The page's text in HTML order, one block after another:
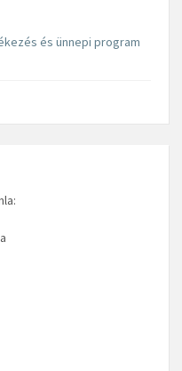
és ünnepi program